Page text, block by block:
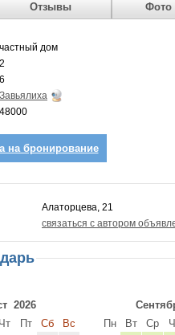
Отзывы Фото
частный дом
2
6
Завьялиха
48000
на бронирование
Алаторцева, 21
связаться с автором
2026
Чт Пт Сб Вс
Пн
Вт Ср